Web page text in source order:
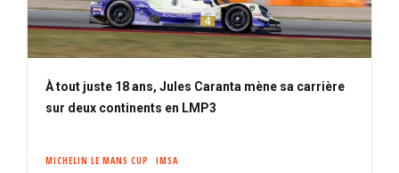
À tout juste 18 ans, Jules Caranta mène sa carrière
sur deux continents en LMP3
MICHELIN LE MANS CUP IMSA